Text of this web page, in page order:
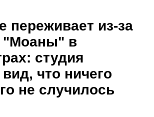
переживает из-за
"Моаны" в
студия
что ничего
не случилось